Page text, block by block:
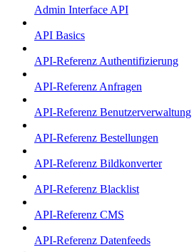
Admin Interface API
API Basics
API-Referenz Authentifizierung
API-Referenz Anfragen
API-Referenz Benutzerverwaltung
API-Referenz Bestellungen
API-Referenz Bildkonverter
API-Referenz Blacklist
API-Referenz CMS
API-Referenz Datenfeeds